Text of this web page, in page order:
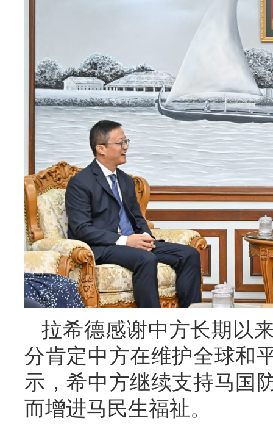
拉希德感谢中方长期以
分肯定中方在维护全球和
示，希中方继续支持马国
而增进马民生福祉。